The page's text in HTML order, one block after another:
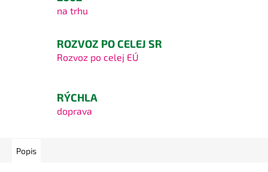
na trhu
ROZVOZ PO CELEJ SR
Rozvoz po celej EÚ
RÝCHLA
doprava
Popis